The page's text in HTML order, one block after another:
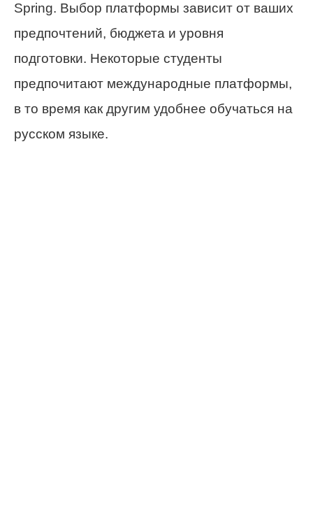
Spring. Выбор платформы зависит от ваших
предпочтений, бюджета и уровня
подготовки. Некоторые студенты
предпочитают международные платформы,
в то время как другим удобнее обучаться на
русском языке.